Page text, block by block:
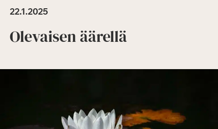
22.1.2025
Olevaisen äärellä